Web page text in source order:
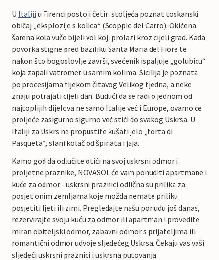
U Italiji u Firenci postoji četiri stoljeća poznat toskanski
običaj „eksplozije s kolica“ (Scoppio del Carro). Okićena
šarena kola vuče bijeli vol koji prolazi kroz cijeli grad. Kada
povorka stigne pred baziliku Santa Maria del Fiore te
nakon što bogoslovlje završi, svećenik ispaljuje „golubicu“
koja zapali vatromet u samim kolima. Sicilija je poznata
po procesijama tijekom čitavog Velikog tjedna, a neke
znaju potrajati cijeli dan. Budući da se radi o jednom od
najtoplijih dijelova ne samo Italije već i Europe, ovamo će
proljeće zasigurno sigurno već stići do svakog Uskrsa. U
Italiji za Uskrs ne propustite kušati jelo „torta di
Pasqueta“, slani kolač od špinata i jaja.
Kamo god da odlučite otići na svoj uskrsni odmor i
proljetne praznike, NOVASOL će vam ponuditi apartmane i
kuće za odmor - uskrsni praznici odlična su prilika za
posjet onim zemljama koje možda nemate priliku
posjetiti ljeti ili zimi. Pregledajte našu ponudu još danas,
rezervirajte svoju kuću za odmor ili apartman i provedite
miran obiteljski odmor, zabavni odmor s prijateljima ili
romantični odmor udvoje sljedećeg Uskrsa. Čekaju vas vaši
sljedeći uskrsni praznici i uskrsna putovanja.